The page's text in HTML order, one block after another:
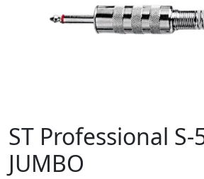
ST Professional S-
JUMBO